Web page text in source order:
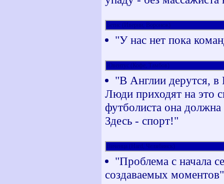
Бетис (Иверни, Воронеж)
"У нас нет пока
Ювентус (Кофе, Тамбов)
"В Англии дерутся,
Люди приходят на это
футболиста она
Здесь - спорт!"
Виченца (Hard, Челябинск)
"Проблема с начала
создаваемых моментов"